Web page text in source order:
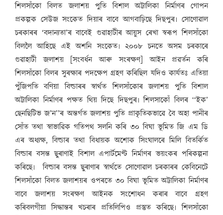
শিলসাঁকো বিলত জলাশয় পুতি বিশাল অট্টালিকা নিৰ্মাণৰ গোপন
প্ৰকল্পক সেউজ সংকেত দিয়াৰ বাবে আগবাঢ়িছে দিছপুৰ৷ সোণোৱাল
চৰকাৰৰ ‘বদান্যতা’ৰ বাবেই গুৱাহাটীৰ আয়ুস ৰেখা স্বৰূপ শিলসাঁকো
বিললৈ আহিছে এই অশনি সংকেত৷ ২০০৮ চনতে অসম চৰকাৰে
গুৱাহাটী জলাশয় [সংবৰ্ধন আৰু সংৰক্ষণ] আইন প্ৰৱৰ্তন কৰি
শিলসাঁকো বিলৰ সুৰক্ষাৰ পদক্ষেপ গ্ৰহণ কৰিছিল যদিও কাৰ্যতঃ এতিয়া
পুঁজিপতি বণিয়া বিল্ডাৰৰ স্বাৰ্থত শিলসাঁকোৰ জলাশয় পুতি বিশাল
অট্টালিকা নিৰ্মাণৰ পক্ষত থিয় দিছে দিছপুৰ৷ শিলসাকোঁ বিলৰ ‘‘ইক’
ছেনছিটিভ জ’ন’’ৰ অন্তৰ্গত জলাশয় পুতি প্ৰাকৃতিকভাৱে বৈ অহা পানীৰ
সোঁত তথা স্বাভাৱিক গতিপথ সলনি কৰি ৩০ বিঘা ভূমিত জি এম ডি
এৰ অধ্যক্ষ, বিল্ডাৰ তথা বিধায়ক অশোক সিংঘালৰে মিলি বিতৰ্কিত
বিল্ডাৰ বসন্ত ছুৰাণাই বিশাল এপাৰ্টমেণ্ট নিৰ্মাণৰ ভয়ংকৰ পৰিকল্পনা
কৰিছে৷ বিল্ডাৰ বসন্ত ছুৰাণাৰ স্বাৰ্থতে সোণোৱাল চৰকাৰৰ কেবিনেটে
শিলসাঁকো বিলত জলাশয়ৰ ওপৰতে ৩০ বিঘা ভূমিত অট্টালিকা নিৰ্মাণৰ
বাবে জলাশয় সংৰক্ষণ আইনক সংশোধন কৰাৰ বাবে গ্ৰহণ
কৰিবলগীয়া সিদ্ধান্তৰ খচৰাৰ প্ৰতিলিপিও প্ৰস্তুত কৰিছে৷ শিলসাঁকো